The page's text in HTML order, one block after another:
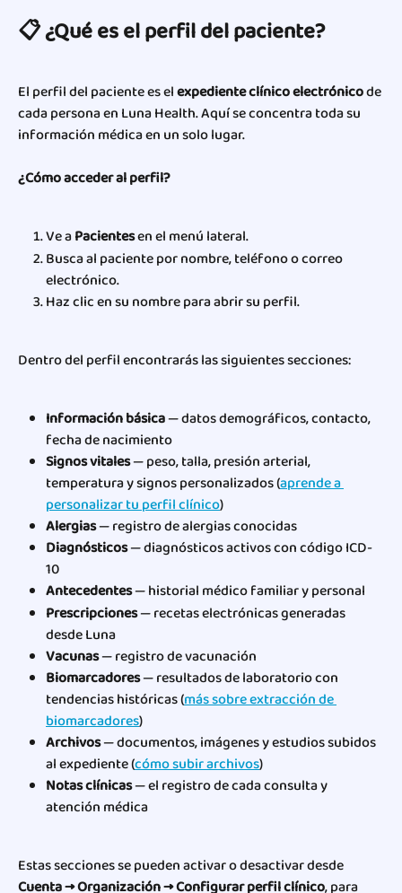
📋 ¿Qué es el perfil del paciente?
El perfil del paciente es el expediente clínico electrónico de
cada persona en Luna Health. Aquí se concentra toda su
información médica en un solo lugar.
¿Cómo acceder al perfil?
Ve a Pacientes en el menú lateral.
Busca al paciente por nombre, teléfono o correo
electrónico.
Haz clic en su nombre para abrir su perfil.
Dentro del perfil encontrarás las siguientes secciones:
Información básica — datos demográficos, contacto,
fecha de nacimiento
Signos vitales — peso, talla, presión arterial,
temperatura y signos personalizados (aprende a
personalizar tu perfil clínico)
Alergias — registro de alergias conocidas
Diagnósticos — diagnósticos activos con código ICD-
10
Antecedentes — historial médico familiar y personal
Prescripciones — recetas electrónicas generadas
desde Luna
Vacunas — registro de vacunación
Biomarcadores — resultados de laboratorio con
tendencias históricas (más sobre extracción de
biomarcadores)
Archivos — documentos, imágenes y estudios subidos
al expediente (cómo subir archivos)
Notas clínicas — el registro de cada consulta y
atención médica
Estas secciones se pueden activar o desactivar desde
Cuenta → Organización → Configurar perfil clínico, para